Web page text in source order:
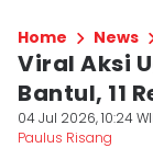
Home News
Viral Aksi
Bantul, 11
04 Jul 2026, 10:24
Paulus Risang